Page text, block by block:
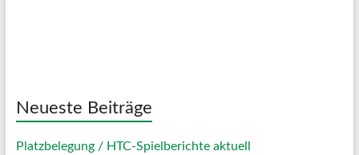
Neueste Beiträge
Platzbelegung / HTC-Spielberichte aktuell